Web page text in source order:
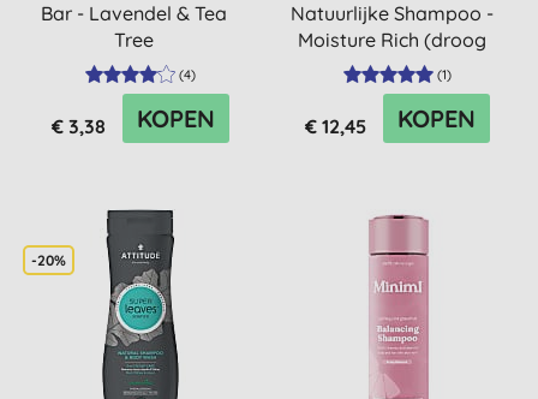
Bar - Lavendel & Tea
Tree
(4)
€ 3,38 KOPEN
Natuurlijke Shampoo -
Moisture Rich (droog
haar)
(1)
€ 12,45 KOPEN
-20%